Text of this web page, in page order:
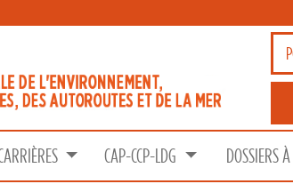
CAP-CCP-LDG DOSSIERS